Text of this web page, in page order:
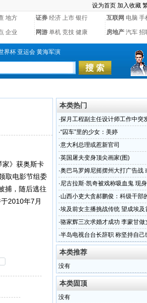
设为首页 加入收藏
地方 证券 经济 上市 银行 互联网 电脑 手
企业 网游 单机 竞技 健康 房地产 汽车 招
界杯 亚运会 黄海军演
》获奥斯卡
取电影节组委
捕，随后逃往
2010年7月
本类热门
·探月工程副主任设计师工作中突
·“囚车”里的少女：美婷
·意大利总理或惹新官司
·英国屠夫变身顶尖画家(图)
·奥巴马罗姆尼摇摆州大打广告战
·尼古拉斯·凯奇被戏称吸血鬼 现身
·山西小吏大贪郝鹏俊：科级干部
·埃及前女主播挑战传统 望成埃及
·骆家辉三次求婚才成功 李蒙甘做
·半岛电视台台长辞职 称坚持自己
本类推荐
没有
本类固顶
没有